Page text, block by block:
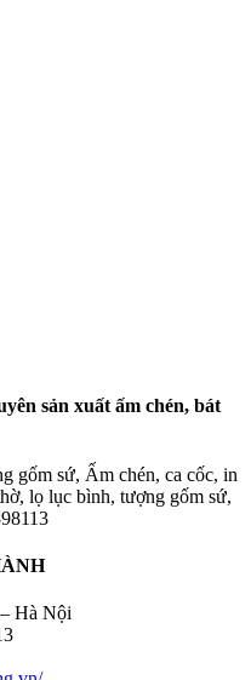
sản xuất ấm chén, bát
gốm sứ, Ấm chén, ca cốc, in
lọ lục bình, tượng gốm sứ,
Hà Nội